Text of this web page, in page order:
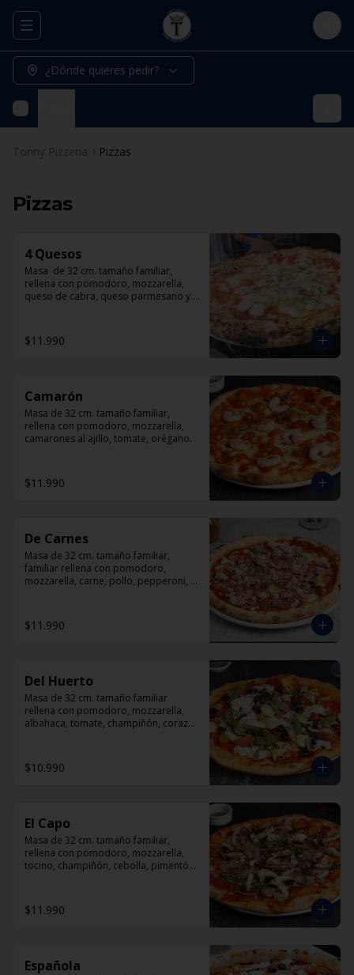
Abrir menu de navegación Login
¿Dónde quieres pedir?
Tonny Pizzeria Pizzas
Pizzas
4 Quesos
Masa  de 32 cm. tamaño familiar,
rellena con pomodoro, mozzarella,
queso de cabra, queso parmesano y
$11.990
Camarón
Masa de 32 cm. tamaño familiar,
rellena con pomodoro, mozzarella,
camarones al ajillo, tomate, orégano.
$11.990
De Carnes
Masa de 32 cm. tamaño familiar,
familiar rellena con pomodoro,
mozzarella, carne, pollo, pepperoni,
$11.990
Del Huerto
Masa de 32 cm. tamaño familiar
rellena con pomodoro, mozzarella,
albahaca, tomate, champiñón, corazón
$10.990
El Capo
Masa de 32 cm. tamaño familiar,
rellena con pomodoro, mozzarella,
tocino, champiñón, cebolla, pimentón,
$11.990
Española